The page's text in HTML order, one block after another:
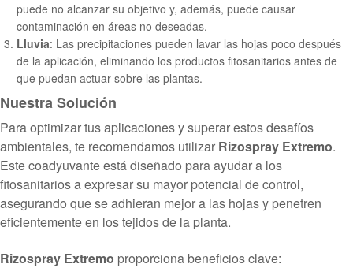
puede no alcanzar su objetivo y, además, puede causar
contaminación en áreas no deseadas.
Lluvia: Las precipitaciones pueden lavar las hojas poco después
de la aplicación, eliminando los productos fitosanitarios antes de
que puedan actuar sobre las plantas.
Nuestra Solución
Para optimizar tus aplicaciones y superar estos desafíos
ambientales, te recomendamos utilizar Rizospray Extremo.
Este coadyuvante está diseñado para ayudar a los
fitosanitarios a expresar su mayor potencial de control,
asegurando que se adhieran mejor a las hojas y penetren
eficientemente en los tejidos de la planta.
Rizospray Extremo proporciona beneficios clave: